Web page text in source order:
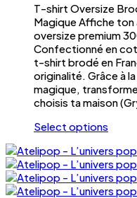
la
page
du
produit
T-shirt Oversize
Magique Affiche ton
oversize premium
Confectionné en
t-shirt brodé en
originalité. Grâce à
magique,
choisis ta maison
Select options
produit
a
plusieurs
variations.